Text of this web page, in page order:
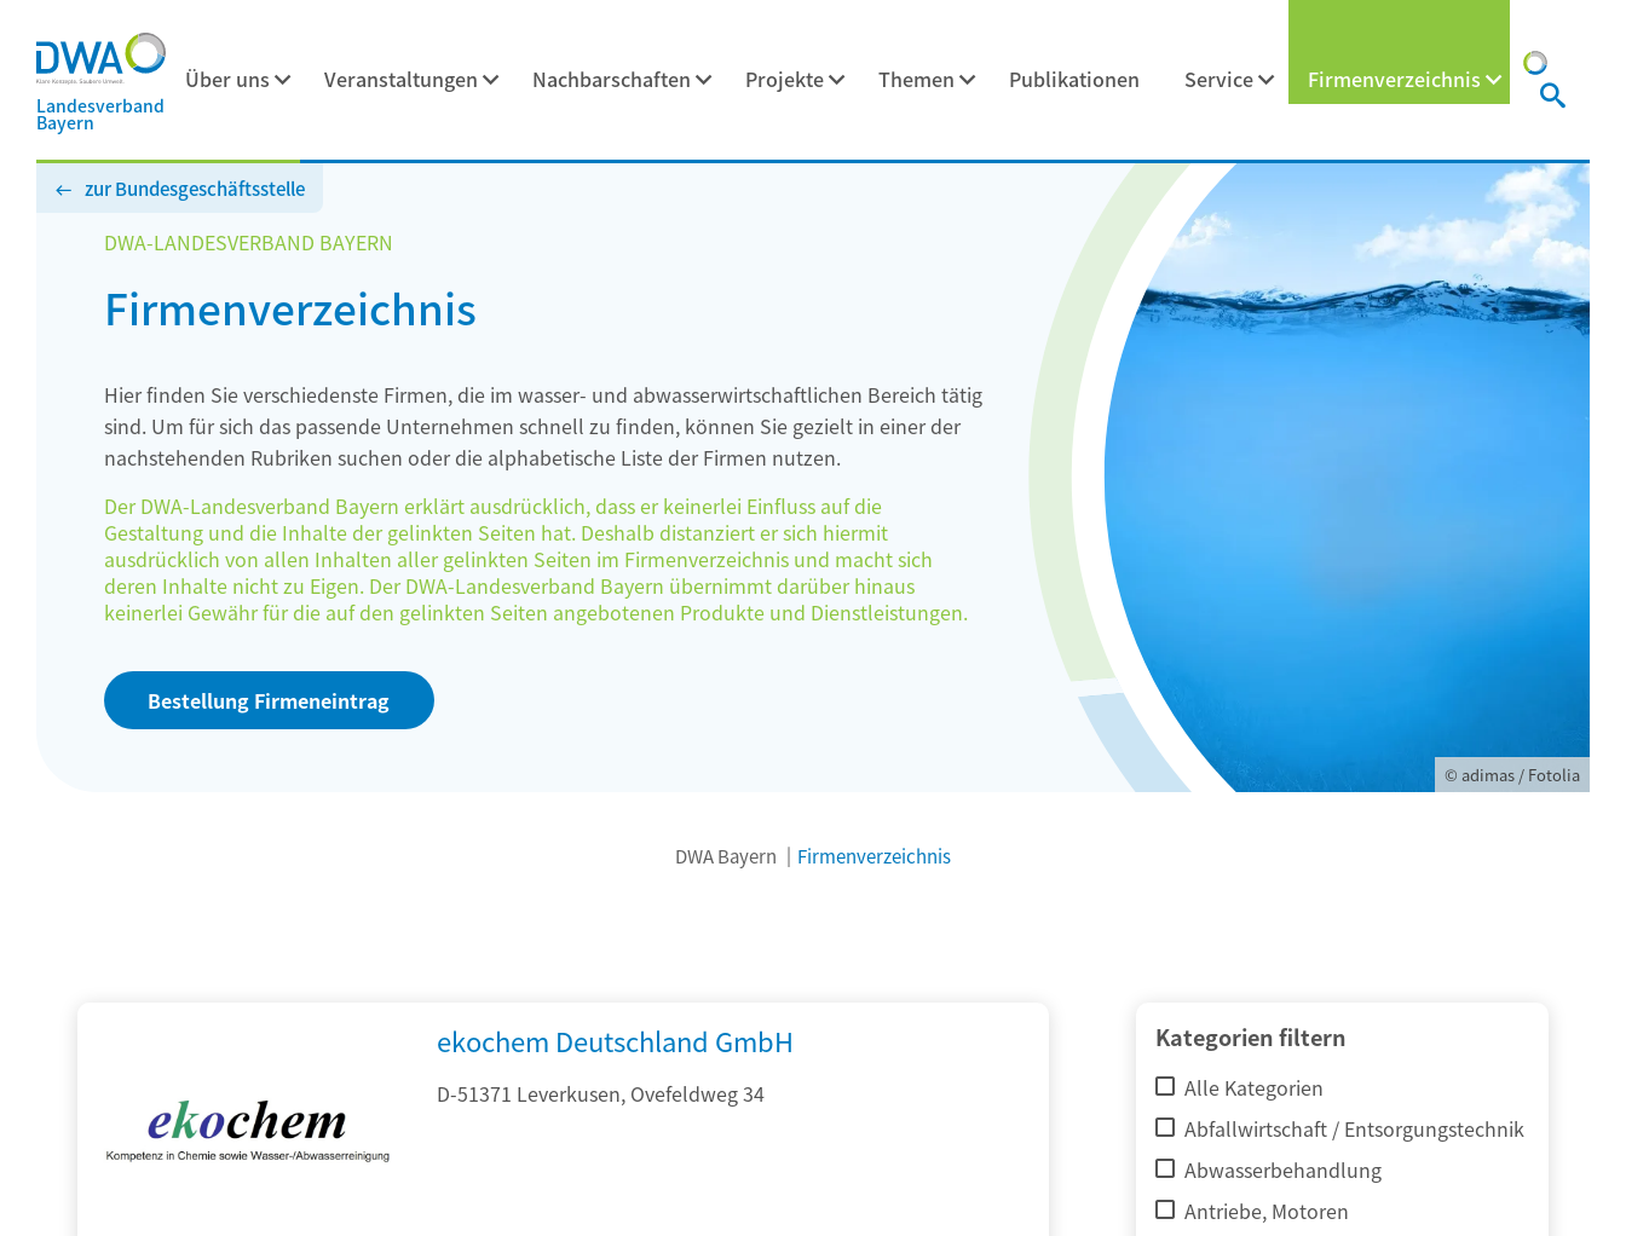
Landesverband
Bayern
Über uns Veranstaltungen Nachbarschaften Projekte Themen Publikationen Service Firmenverzeichnis
zur Bundesgeschäftsstelle
DWA-LANDESVERBAND BAYERN
Firmenverzeichnis
Hier finden Sie verschiedenste Firmen, die im wasser- und abwasserwirtschaftlichen Bereich tätig
sind. Um für sich das passende Unternehmen schnell zu finden, können Sie gezielt in einer der
nachstehenden Rubriken suchen oder die alphabetische Liste der Firmen nutzen.
Der DWA-Landesverband Bayern erklärt ausdrücklich, dass er keinerlei Einfluss auf die
Gestaltung und die Inhalte der gelinkten Seiten hat. Deshalb distanziert er sich hiermit
ausdrücklich von allen Inhalten aller gelinkten Seiten im Firmenverzeichnis und macht sich
deren Inhalte nicht zu Eigen. Der DWA-Landesverband Bayern übernimmt darüber hinaus
keinerlei Gewähr für die auf den gelinkten Seiten angebotenen Produkte und Dienstleistungen.
Bestellung Firmeneintrag
© adimas / Fotolia
DWA Bayern Firmenverzeichnis
Kategorien filtern
Alle Kategorien
Abfallwirtschaft / Entsorgungstechnik
Abwasserbehandlung
Antriebe, Motoren
ekochem Deutschland GmbH
D-51371 Leverkusen, Ovefeldweg 34